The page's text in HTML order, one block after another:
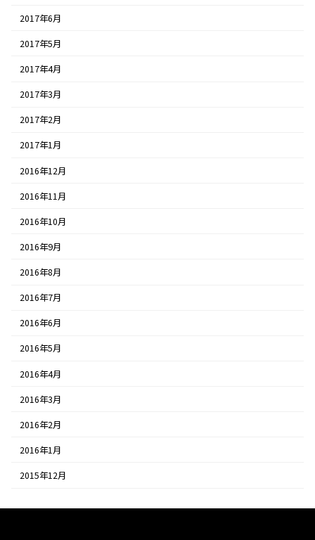
2017年6月
2017年5月
2017年4月
2017年3月
2017年2月
2017年1月
2016年12月
2016年11月
2016年10月
2016年9月
2016年8月
2016年7月
2016年6月
2016年5月
2016年4月
2016年3月
2016年2月
2016年1月
2015年12月